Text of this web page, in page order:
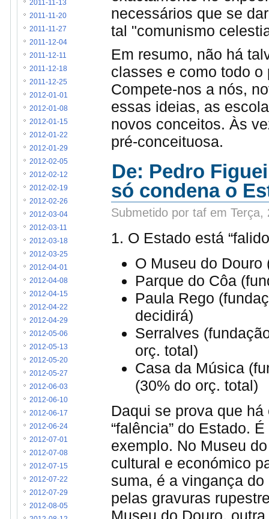
necessários que se
tal "comunismo
Em resumo, não há
classes e como todo
Compete-nos a nós,
essas ideias, as
novos conceitos. Às
pré-conceituosa.
De: Pedro
só condena o
Submetido por taf em Terça,
1. O Estado está
O Museu do
Parque do Côa
Paula Rego
decidirá)
Serralves
orç. total)
Casa da Música
(30% do orç. total)
Daqui se prova que
“falência” do Estado.
exemplo. No Museu
cultural e económico
suma, é a vingança
pelas gravuras
Museu do Douro,
2011-11-13
2011-11-20
2011-11-27
2011-12-04
2011-12-11
2011-12-18
2011-12-25
2012-01-01
2012-01-08
2012-01-15
2012-01-22
2012-01-29
2012-02-05
2012-02-12
2012-02-19
2012-02-26
2012-03-04
2012-03-11
2012-03-18
2012-03-25
2012-04-01
2012-04-08
2012-04-15
2012-04-22
2012-04-29
2012-05-06
2012-05-13
2012-05-20
2012-05-27
2012-06-03
2012-06-10
2012-06-17
2012-06-24
2012-07-01
2012-07-08
2012-07-15
2012-07-22
2012-07-29
2012-08-05